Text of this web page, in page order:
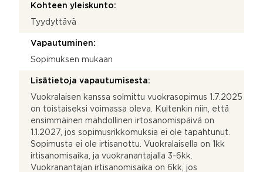
Kohteen yleiskunto:
Tyydyttävä
Vapautuminen:
Sopimuksen mukaan
Lisätietoja vapautumisesta:
Vuokralaisen kanssa solmittu vuokrasopimus 1.7.2025
on toistaiseksi voimassa oleva. Kuitenkin niin, että
ensimmäinen mahdollinen irtosanomispäivä on
1.1.2027, jos sopimusrikkomuksia ei ole tapahtunut.
Sopimusta ei ole irtisanottu. Vuokralaisella on 1kk
irtisanomisaika, ja vuokranantajalla 3-6kk.
Vuokranantajan irtisanomisaika on 6kk, jos